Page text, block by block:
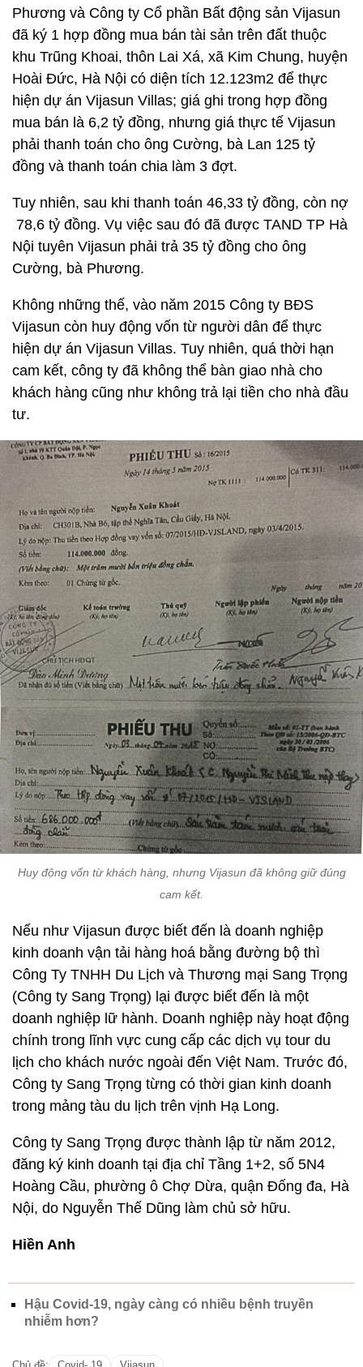
Phương và Công ty Cổ phần Bất động sản Vijasun
đã ký 1 hợp đồng mua bán tài sản trên đất thuộc
khu Trũng Khoai, thôn Lai Xá, xã Kim Chung, huyện
Hoài Đức, Hà Nội có diện tích 12.123m2 để thực
hiện dự án Vijasun Villas; giá ghi trong hợp đồng
mua bán là 6,2 tỷ đồng, nhưng giá thực tế Vijasun
phải thanh toán cho ông Cường, bà Lan 125 tỷ
đồng và thanh toán chia làm 3 đợt.
Tuy nhiên, sau khi thanh toán 46,33 tỷ đồng, còn nợ
78,6 tỷ đồng. Vụ việc sau đó đã được TAND TP Hà
Nội tuyên Vijasun phải trả 35 tỷ đồng cho ông
Cường, bà Phương.
Không những thế, vào năm 2015 Công ty BĐS
Vijasun còn huy động vốn từ người dân để thực
hiện dự án Vijasun Villas. Tuy nhiên, quá thời hạn
cam kết, công ty đã không thể bàn giao nhà cho
khách hàng cũng như không trả lại tiền cho nhà đầu
tư.
Huy động vốn từ khách hàng, nhưng Vijasun đã không giữ đúng
cam kết.
Nếu như Vijasun được biết đến là doanh nghiệp
kinh doanh vận tải hàng hoá bằng đường bộ thì
Công Ty TNHH Du Lịch và Thương mại Sang Trọng
(Công ty Sang Trọng) lại được biết đến là một
doanh nghiệp lữ hành. Doanh nghiệp này hoạt động
chính trong lĩnh vực cung cấp các dịch vụ tour du
lịch cho khách nước ngoài đến Việt Nam. Trước đó,
Công ty Sang Trọng từng có thời gian kinh doanh
trong mảng tàu du lịch trên vịnh Hạ Long.
Công ty Sang Trọng được thành lập từ năm 2012,
đăng ký kinh doanh tại địa chỉ Tầng 1+2, số 5N4
Hoàng Cầu, phường ô Chợ Dừa, quận Đống đa, Hà
Nội, do Nguyễn Thế Dũng làm chủ sở hữu.
Hiền Anh
Hậu Covid-19, ngày càng có nhiều bệnh truyền
nhiễm hơn?